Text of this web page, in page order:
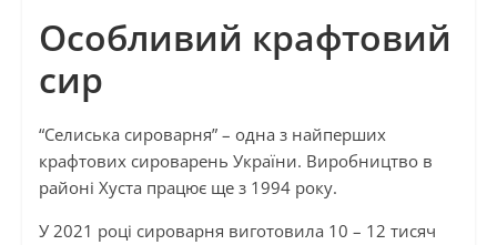
Особливий крафтовий
сир
“Селиська сироварня” – одна з найперших
крафтових сироварень України. Виробництво в
районі Хуста працює ще з 1994 року.
У 2021 році сироварня виготовила 10 – 12 тисяч